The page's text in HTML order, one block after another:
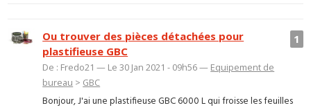
1
Ou trouver des pièces détachées pour
plastifieuse GBC
De : Fredo21 — Le 30 Jan 2021 - 09h56 — Equipement de
bureau > GBC
Bonjour, J'ai une plastifieuse GBC 6000 L qui froisse les feuilles